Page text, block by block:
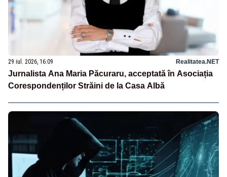
29 iul. 2026, 16:09 Realitatea.NET
Jurnalista Ana Maria Păcuraru, acceptată în Asociația
Corespondenților Străini de la Casa Albă